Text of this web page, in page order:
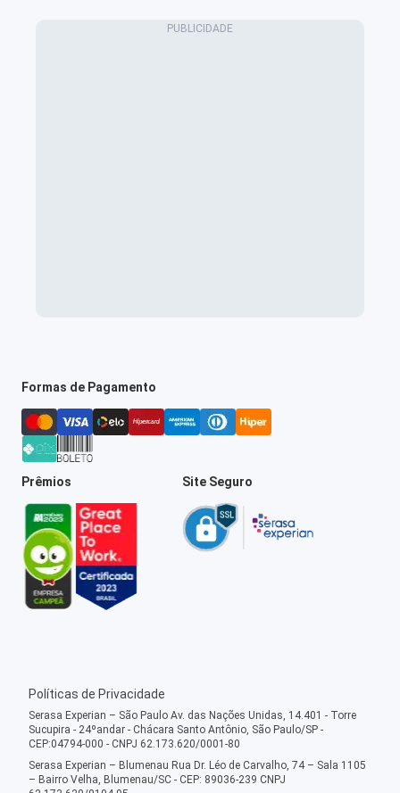
Formas de Pagamento
Prêmios Site Seguro
Políticas de Privacidade
Serasa Experian – São Paulo Av. das Nações Unidas, 14.401 - Torre
Sucupira - 24ºandar - Chácara Santo Antônio, São Paulo/SP -
CEP:04794-000 - CNPJ 62.173.620/0001-80
Serasa Experian – Blumenau Rua Dr. Léo de Carvalho, 74 – Sala 1105
– Bairro Velha, Blumenau/SC - CEP: 89036-239 CNPJ